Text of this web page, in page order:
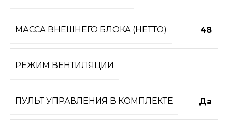
МАССА ВНЕШНЕГО БЛОКА (НЕТТО) 48
РЕЖИМ ВЕНТИЛЯЦИИ
ПУЛЬТ УПРАВЛЕНИЯ В КОМПЛЕКТЕ Да